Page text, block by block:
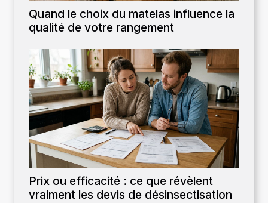
Quand le choix du matelas influence la
qualité de votre rangement
Prix ou efficacité : ce que révèlent
vraiment les devis de désinsectisation